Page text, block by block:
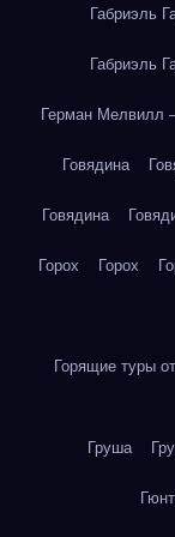
Габриэль
Габриэль
Герман Мелвилл
Говядина
Говядина
Горох Горох
Горящие туры
Груша